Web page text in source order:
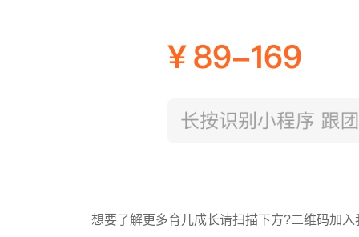
想要了解更多育儿成长请扫描下方?️二维码加入